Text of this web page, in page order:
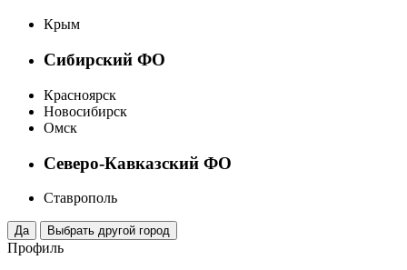
Крым
Сибирский ФО
Красноярск
Новосибирск
Омск
Северо-Кавказский ФО
Ставрополь
Профиль